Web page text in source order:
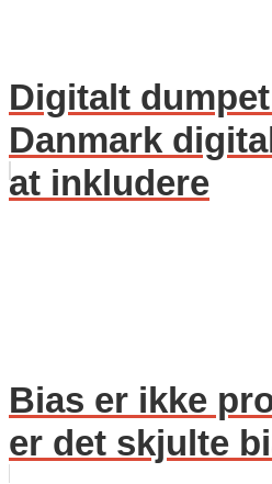
Digitalt
Danmark
at inkludere
Bias er ikke
er det skjulte